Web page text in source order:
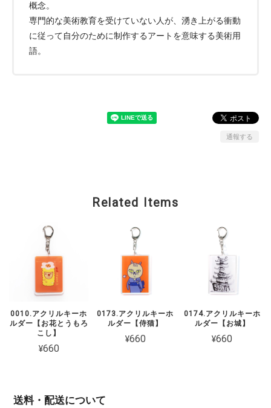
概念。
専門的な美術教育を受けていない人が、湧き上がる衝動
に従って自分のために制作するアートを意味する美術用
語。
通報する
Related Items
0010.アクリルキーホ
ルダー【お花とうもろ
こし】
¥660
0173.アクリルキーホ
ルダー【侍猫】
¥660
0174.アクリルキーホ
ルダー【お城】
¥660
送料・配送について